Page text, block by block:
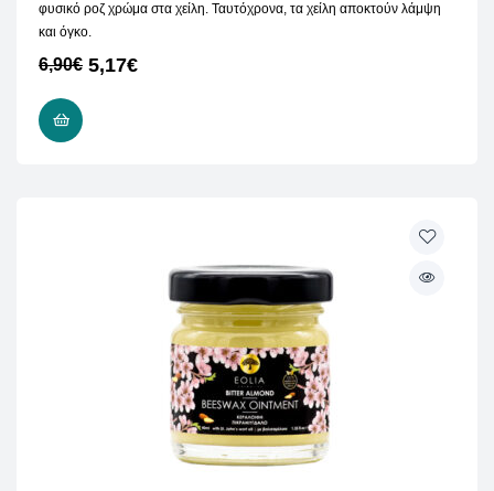
φυσικό ροζ χρώμα στα χείλη. Ταυτόχρονα, τα χείλη αποκτούν λάμψη
και όγκο.
6,90€ 5,17€